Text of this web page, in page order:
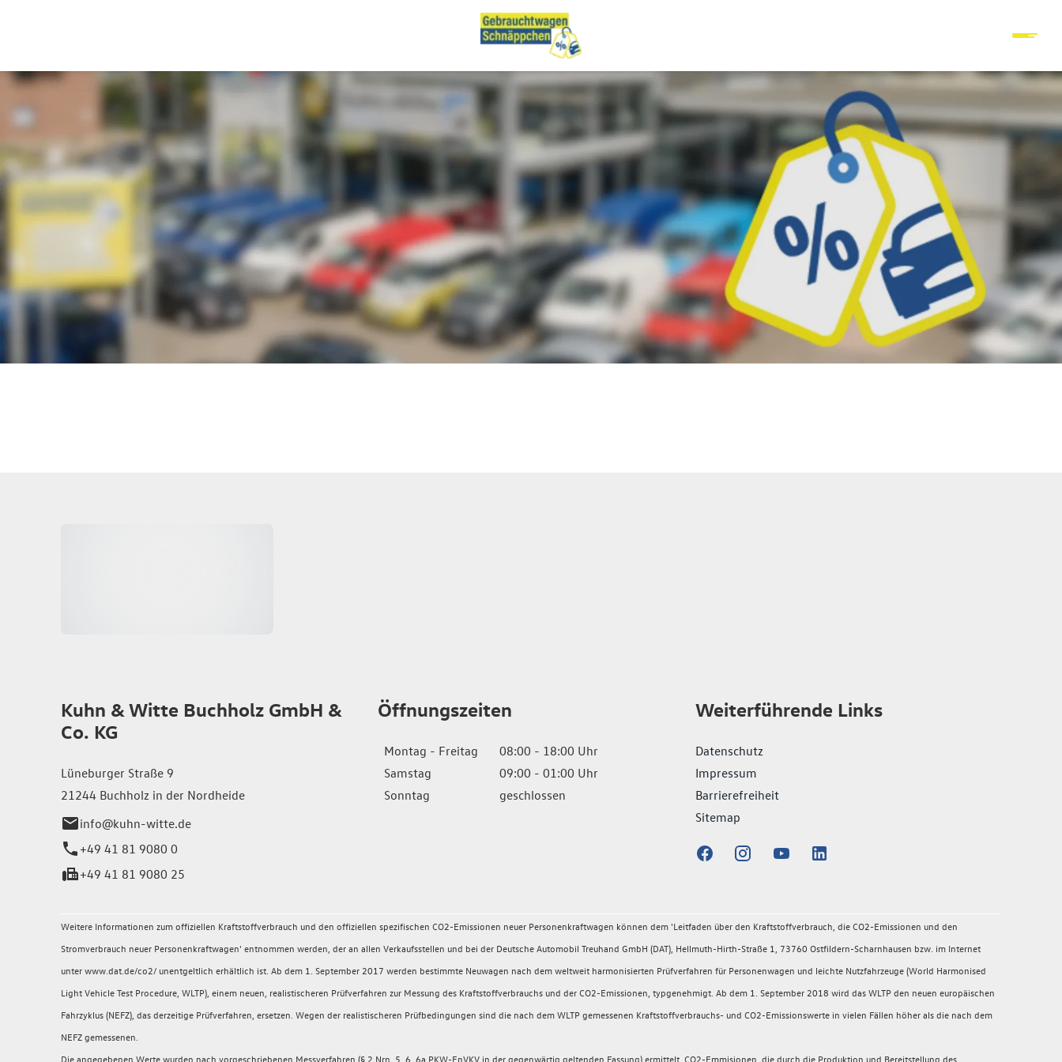
Kuhn & Witte Buchholz GmbH &
Co. KG
Lüneburger Straße 9
21244 Buchholz in der Nordheide
info@kuhn-witte.de
+49 41 81 9080 0
+49 41 81 9080 25
Öffnungszeiten
Montag - Freitag
08:00 - 18:00 Uhr
Samstag
09:00 - 01:00 Uhr
Sonntag
geschlossen
Weiterführende Links
Datenschutz
Impressum
Barrierefreiheit
Sitemap
Weitere Informationen zum offiziellen Kraftstoffverbrauch und den offiziellen spezifischen CO2-Emissionen neuer Personenkraftwagen können dem 'Leitfaden über den Kraftstoffverbrauch, die CO2-Emissionen und den
Stromverbrauch neuer Personenkraftwagen' entnommen werden, der an allen Verkaufsstellen und bei der Deutsche Automobil Treuhand GmbH (DAT), Hellmuth-Hirth-Straße 1, 73760 Ostfildern-Scharnhausen bzw. im Internet
unter www.dat.de/co2/ unentgeltlich erhältlich ist. Ab dem 1. September 2017 werden bestimmte Neuwagen nach dem weltweit harmonisierten Prüfverfahren für Personenwagen und leichte Nutzfahrzeuge (World Harmonised
Light Vehicle Test Procedure, WLTP), einem neuen, realistischeren Prüfverfahren zur Messung des Kraftstoffverbrauchs und der CO2-Emissionen, typgenehmigt. Ab dem 1. September 2018 wird das WLTP den neuen europäischen
Fahrzyklus (NEFZ), das derzeitige Prüfverfahren, ersetzen. Wegen der realistischeren Prüfbedingungen sind die nach dem WLTP gemessenen Kraftstoffverbrauchs- und CO2-Emissionswerte in vielen Fällen höher als die nach dem
NEFZ gemessenen.
Die angegebenen Werte wurden nach vorgeschriebenen Messverfahren (§ 2 Nrn. 5, 6, 6a PKW-EnVKV in der gegenwärtig geltenden Fassung) ermittelt. CO2-Emmisionen, die durch die Produktion und Bereitstellung des